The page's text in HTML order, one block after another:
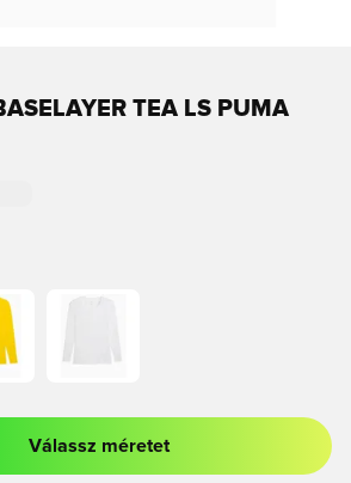
TEA LS PUMA
a bejelentkezéshez vagy a tagként való
Válassz méretet